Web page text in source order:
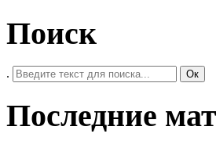
Поиск
. Ок
Последние